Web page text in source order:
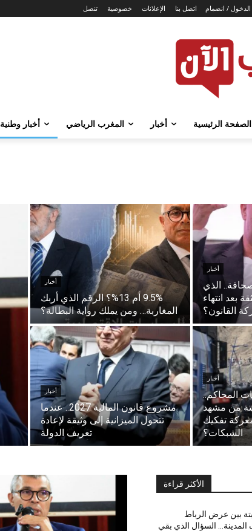
/ انضمام تنصل خصوصية الإعلانات اتصل بنا
الصفحة الرئيسية أخبار المغرب الرياضي أخبار وطنية
أخبار
9.5% أم 13%؟ الرقم الذي أربك
المغاربة… ومن يملك رواية البطالة؟
أخبار
الذي
بعد انتهاء
القانون؟
أخبار
مشروع قانون المالية 2027.. عندما
تتحول الميزانية إلى وثيقة لإعادة
تعريف الدولة
أخبار
المحاكم..
من مشهد
تفكيك
الشبكات؟
الأكثر قراءة
بين عرض الرباط
المدينة… السؤال الذي بقي